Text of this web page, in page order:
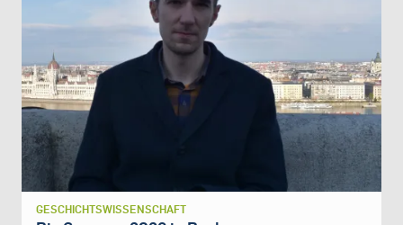
GESCHICHTSWISSENSCHAFT